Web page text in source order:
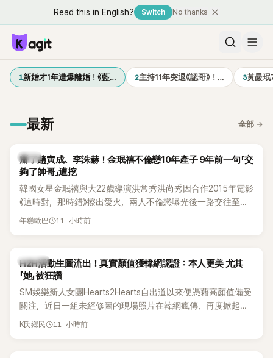
Read this in English? Switch No thanks
1新婚才1年遭爆離婚！《藍… 2主持11年突退《認哥》！… 3黃晸
最新 全部 →
韓星
掰了趙寅成、李洙赫！金珉禧不倫戀10年產子 9年前一句「交
夠了帥哥」遭挖
韓國女星金珉禧與大22歲導演洪常秀洪尚秀因合作2015年電影
《這時對，那時錯》擦出愛火，兩人不倫戀曝光後一路交往至
今，戀情已持續近10年，並於去年迎來兩人的兒子。金珉禧也
首度以演員身分復出。不過，新片尚未上映，她9年前電影中的
一句台詞卻突然被韓網翻出，意外再度掀起熱議。
年糕歐巴 11 小時前
K-POP
H2H活動生圖流出！真實顏值獲韓網認證：本人更美 尤其
「她」被狂讚
SM娛樂新人女團Hearts2Hearts自出道以來便憑藉高顏值備受
關注，近日一組未經修圖的現場照片在韓網瘋傳，再度掀起熱
烈討論，不少看過本人的網友更直呼：「真人比照片還漂亮！」
K氏鄉民 11 小時前